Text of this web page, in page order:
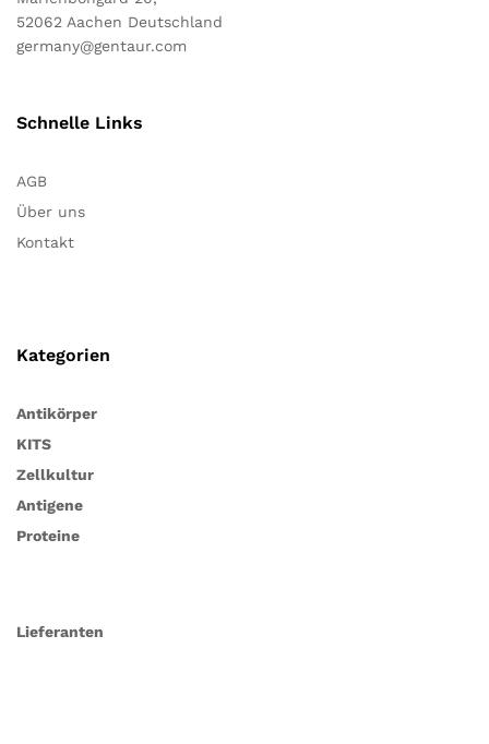
52062 Aachen Deutschland
germany@gentaur.com
Schnelle Links
AGB
Über uns
Kontakt
Kategorien
Antikörper
KITS
Zellkultur
Antigene
Proteine
Lieferanten